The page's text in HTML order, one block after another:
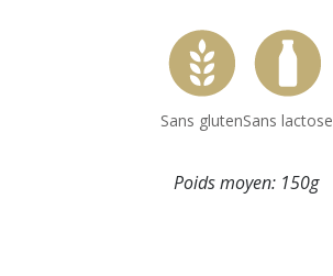
Sans glutenSans lactose
Poids moyen: 150g